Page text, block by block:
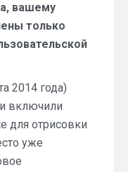
вашему
только
2014 года)
включили
для отрисовки
уже